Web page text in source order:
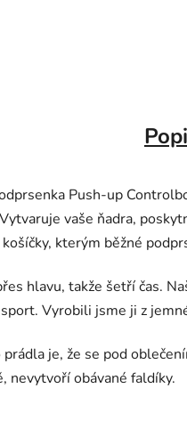
Push-up
vaše ňadra,
kterým běžné
hlavu, takže šetří čas.
Vyrobili jsme ji z
je, že se pod
nevytvoří obávané faldíky.